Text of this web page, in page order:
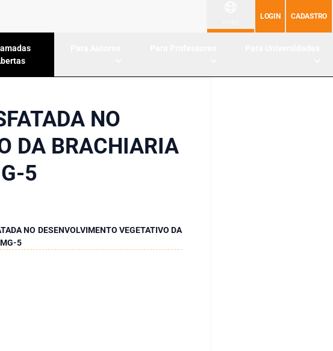
LOGIN CADASTRO
NO
DA BRACHIARIA
5
NO DESENVOLVIMENTO VEGETATIVO DA
5